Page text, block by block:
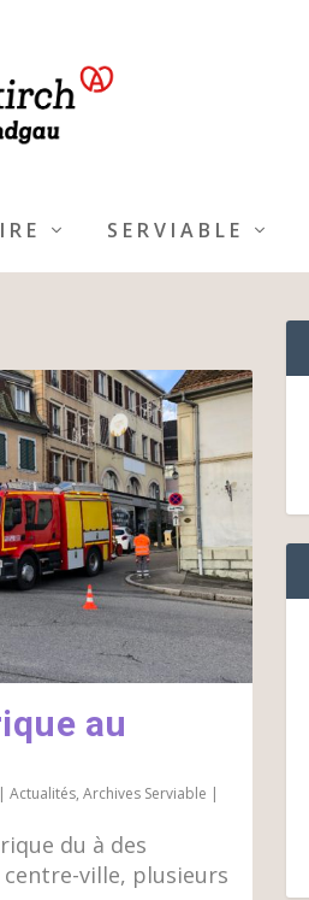
SERVIABLE
au
Actualités, Archives Serviable |
du à des
ville, plusieurs